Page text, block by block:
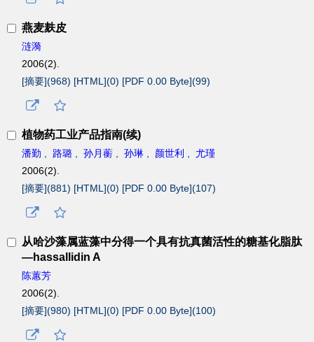
燕麦麸皮
涟漪
2006(2).
[摘要](968) [HTML](0) [PDF 0.00 Byte](99)
植物药工业产品指南(续)
潘勤 , 路璐 , 孙月蘅 , 孙琳 , 颜世利 , 尤瑾
2006(2).
[摘要](881) [HTML](0) [PDF 0.00 Byte](107)
从哈沙藻属蓝藻中分得一个具有抗真菌活性的糖基化脂肽
—hassallidin A
陈蕙芳
2006(2).
[摘要](980) [HTML](0) [PDF 0.00 Byte](100)